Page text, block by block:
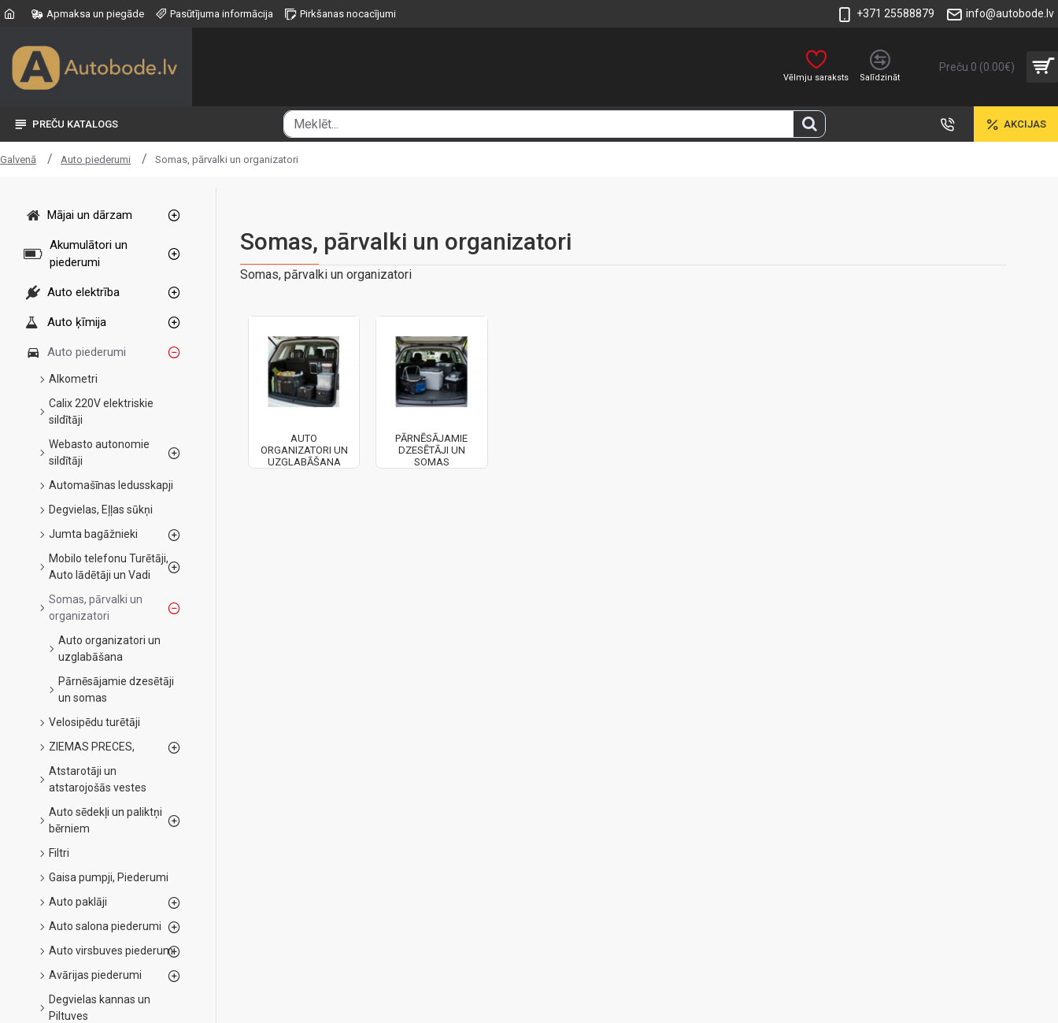
Apmaksa un piegāde Pasūtījuma informācija Pirkšanas nocacījumi +371 25588879 info@autobode.lv
Vēlmju saraksts Salīdzināt
Preču 0 (0.00€)
PREČU KATALOGS AKCIJAS
Galvenā Auto piederumi Somas, pārvalki un organizatori
Mājai un dārzam
Akumulātori un
piederumi
Auto elektrība
Auto ķīmija
Auto piederumi
Alkometri
Calix 220V elektriskie
sildītāji
Webasto autonomie
sildītāji
Automašīnas ledusskapji
Degvielas, Eļļas sūkņi
Jumta bagāžnieki
Mobilo telefonu Turētāji,
Auto lādētāji un Vadi
Somas, pārvalki un
organizatori
Auto organizatori un
uzglabāšana
Pārnēsājamie dzesētāji
un somas
Velosipēdu turētāji
ZIEMAS PRECES,
Atstarotāji un
atstarojošās vestes
Auto sēdekļi un paliktņi
bērniem
Filtri
Gaisa pumpji, Piederumi
Auto paklāji
Auto salona piederumi
Auto virsbuves piederumi
Avārijas piederumi
Degvielas kannas un
Piltuves
Somas, pārvalki un organizatori
Somas, pārvalki un organizatori
AUTO
ORGANIZATORI UN
UZGLABĀŠANA
PĀRNĒSĀJAMIE
DZESĒTĀJI UN
SOMAS